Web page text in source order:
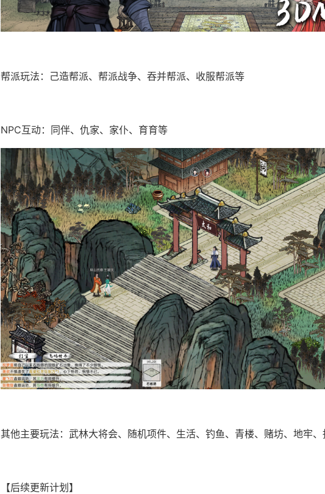
帮派玩法：己造帮派、帮派战争、吞并帮派、收服帮派等
NPC互动：同伴、仇家、家仆、育育等
其他主要玩法：武林大将会、随机项件、生活、钓鱼、青楼、赌坊、地牢
【后续更新计划】